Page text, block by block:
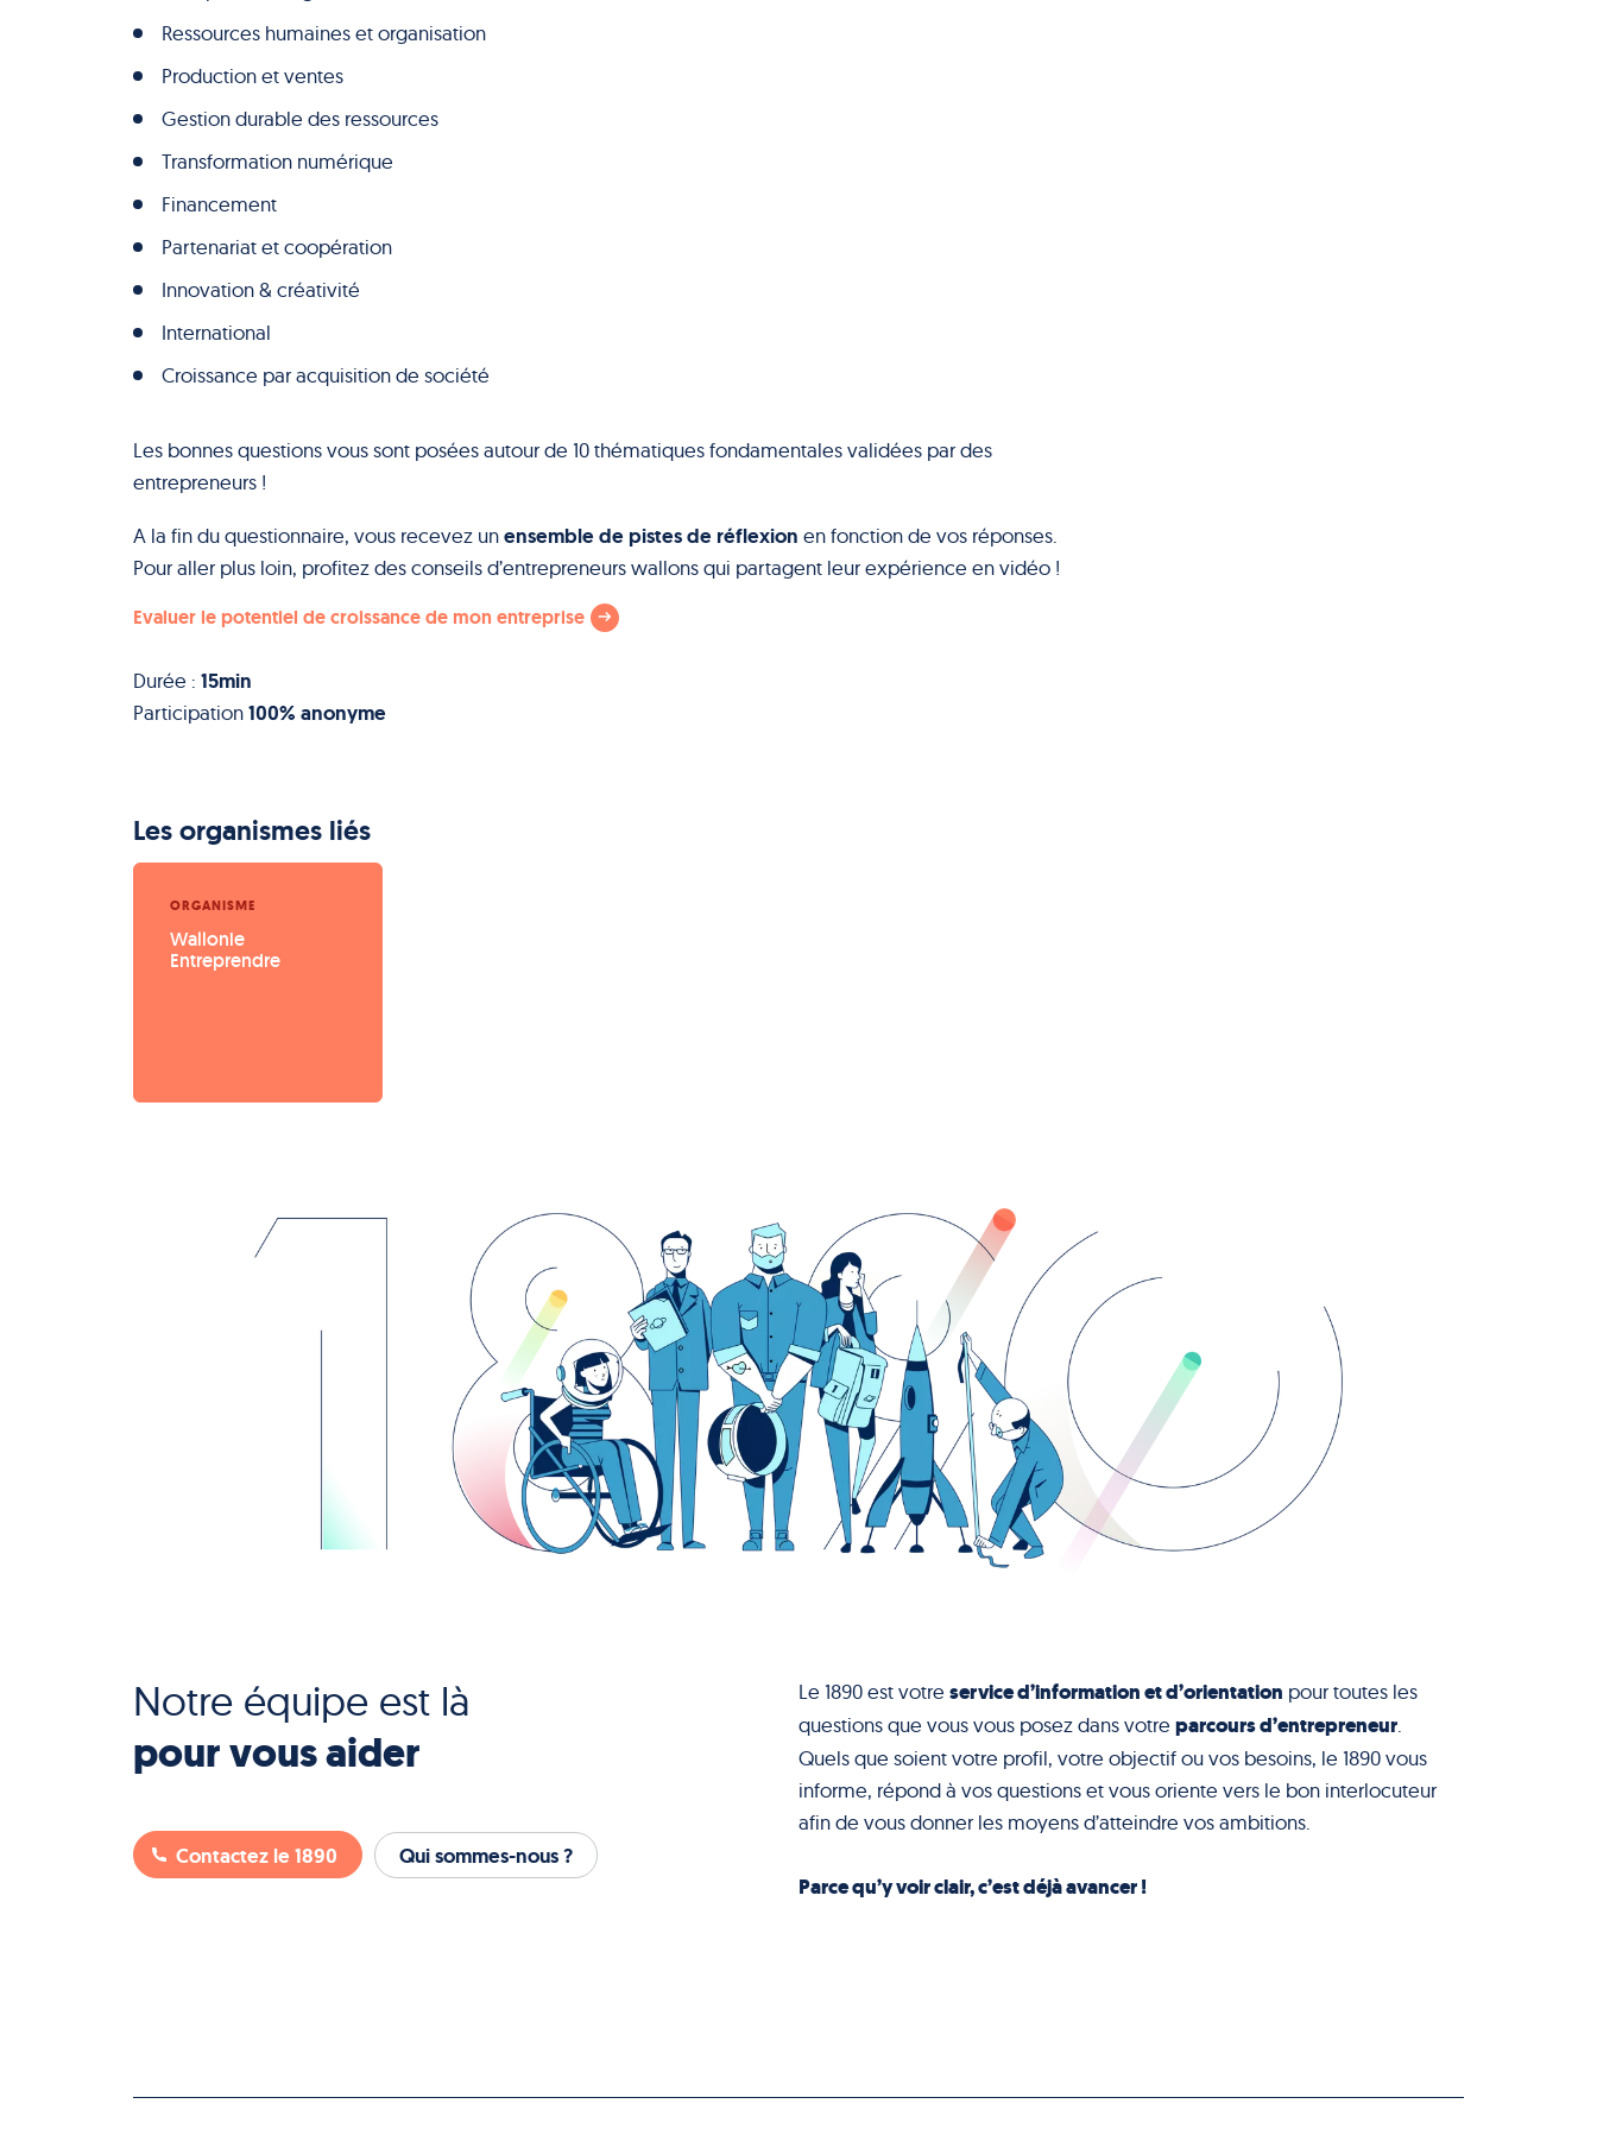
Ressources humaines et organisation
Production et ventes
Gestion durable des ressources
Transformation numérique
Financement
Partenariat et coopération
Innovation & créativité
International
Croissance par acquisition de société
Les bonnes questions vous sont posées autour de 10 thématiques fondamentales validées par des
entrepreneurs !
A la fin du questionnaire, vous recevez unensemble de pistes de réflexion en fonction de vos réponses.
Pour aller plus loin, profitez des conseils d’entrepreneurs wallons qui partagent leur expérience en vidéo !
Evaluer le potentiel de croissance de mon entreprise
Durée : 15min
Participation100% anonyme
Les organismes liés
ORGANISME
Wallonie
Entreprendre
Notre équipe est là
pour vous aider
Contactez le 1890 Qui sommes-nous ?
Le 1890 est votre service d’information et d’orientation pour toutes les
questions que vous vous posez dans votre parcours d’entrepreneur.
Quels que soient votre profil, votre objectif ou vos besoins, le 1890 vous
informe, répond à vos questions et vous oriente vers le bon interlocuteur
afin de vous donner les moyens d’atteindre vos ambitions.
Parce qu’y voir clair, c’est déjà avancer !